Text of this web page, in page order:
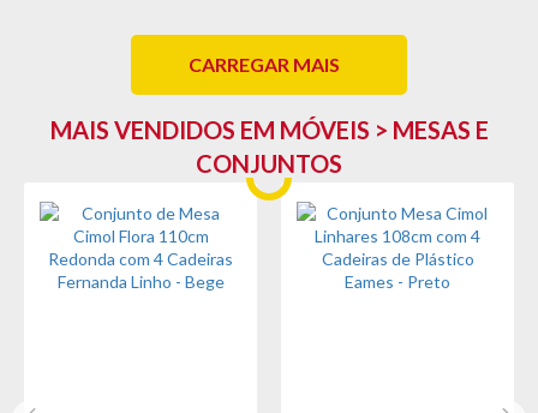
CARREGAR MAIS
MAIS VENDIDOS EM MÓVEIS > MESAS E
CONJUNTOS